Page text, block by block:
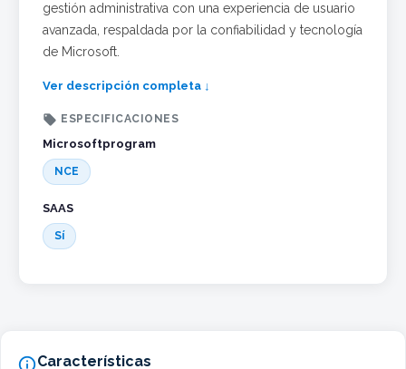
gestión administrativa con una experiencia de usuario
avanzada, respaldada por la confiabilidad y tecnología
de Microsoft.
Ver descripción completa ↓
 ESPECIFICACIONES
Microsoftprogram
NCE
SAAS
Sí
Características